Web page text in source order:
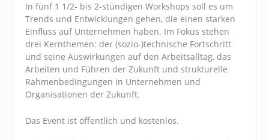
In fünf 1 1/2- bis 2-stündigen Workshops soll es um
Trends und Entwicklungen gehen, die einen starken
Einfluss auf Unternehmen haben. Im Fokus stehen
drei Kernthemen: der (sozio-)technische Fortschritt
und seine Auswirkungen auf den Arbeitsalltag, das
Arbeiten und Führen der Zukunft und strukturelle
Rahmenbedingungen in Unternehmen und
Organisationen der Zukunft.
Das Event ist öffentlich und kostenlos.